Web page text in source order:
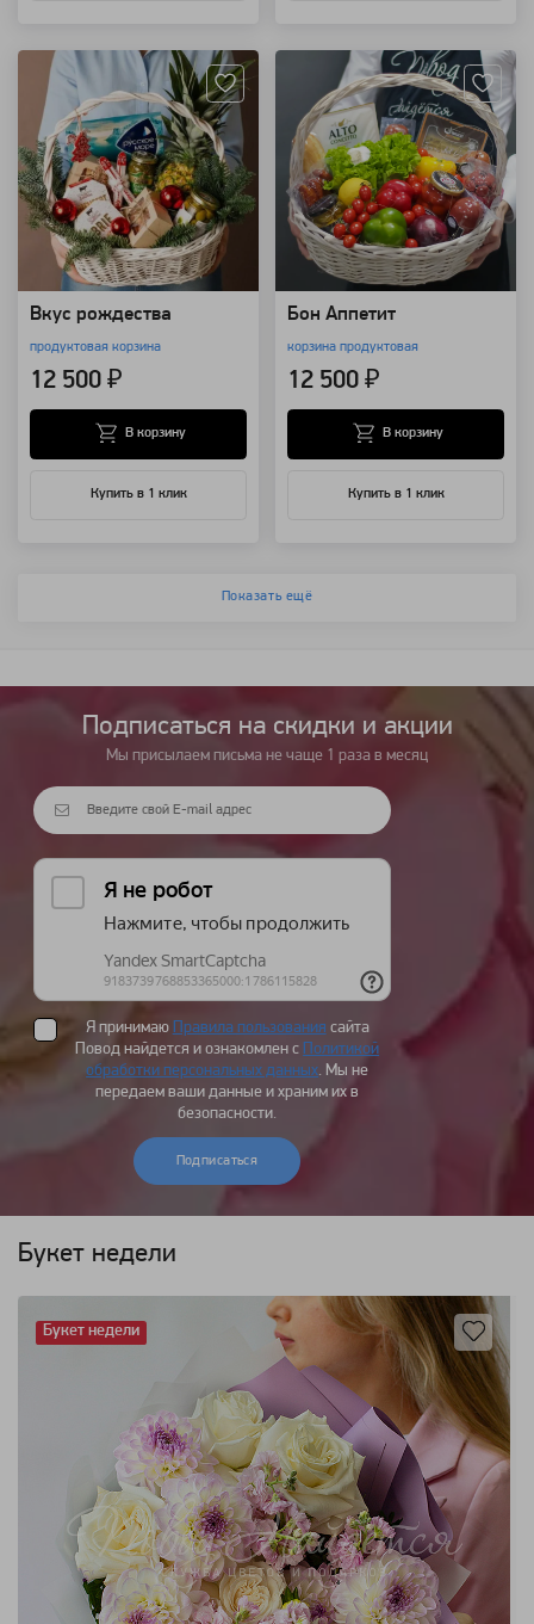
Вкус рождества
продуктовая корзина
12 500 ₽
Купить в 1 клик
В корзину
Бон Аппетит
корзина продуктовая
12 500 ₽
Купить в 1 клик
В корзину
Показать ещё
Подписаться на cкидки и акции
Мы присылаем письма не чаще 1 раза в месяц
Я принимаю Правила пользования сайта
Повод найдется и ознакомлен с Политикой
обработки персональных данных. Мы не
передаем ваши данные и храним их в
безопасности.
Подписаться
Букет недели
Букет недели